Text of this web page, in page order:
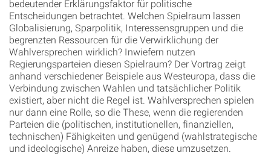
bedeutender Erklärungsfaktor für politische
Entscheidungen betrachtet. Welchen Spielraum lassen
Globalisierung, Sparpolitik, Interessensgruppen und die
begrenzten Ressourcen für die Verwirklichung der
Wahlversprechen wirklich? Inwiefern nutzen
Regierungsparteien diesen Spielraum? Der Vortrag zeigt
anhand verschiedener Beispiele aus Westeuropa, dass die
Verbindung zwischen Wahlen und tatsächlicher Politik
existiert, aber nicht die Regel ist. Wahlversprechen spielen
nur dann eine Rolle, so die These, wenn die regierenden
Parteien die (politischen, institutionellen, finanziellen,
technischen) Fähigkeiten und genügend (wahlstrategische
und ideologische) Anreize haben, diese umzusetzen.